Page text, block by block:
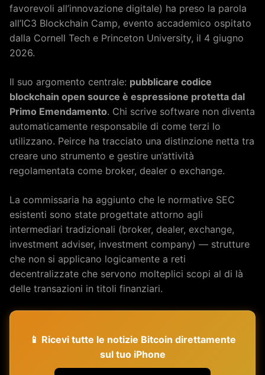
favorevoli all’innovazione digitale) ha preso la parola
all’IC3 Blockchain Camp, evento accademico ospitato
dalla Cornell Tech e Princeton University, il 4 giugno
2026.
Il suo argomento centrale: pubblicare codice
blockchain open source è espressione protetta dal
Primo Emendamento. Chi scrive software non diventa
automaticamente responsabile di come terzi lo
utilizzano. Peirce ha tracciato una distinzione netta tra
creare uno strumento e gestire un’attività
regolamentata come broker, dealer o exchange.
La commissaria ha aggiunto che le normative SEC
esistenti sono state progettate attorno agli
intermediari tradizionali (broker, dealer, exchange,
investment adviser, investment company) — strutture
che non si applicano logicamente a reti
decentralizzate che servono molteplici scopi al di là
delle transazioni in titoli finanziari.
📱 Ricevi tutte le notizie Bitcoin direttamente
sul tuo iPhone